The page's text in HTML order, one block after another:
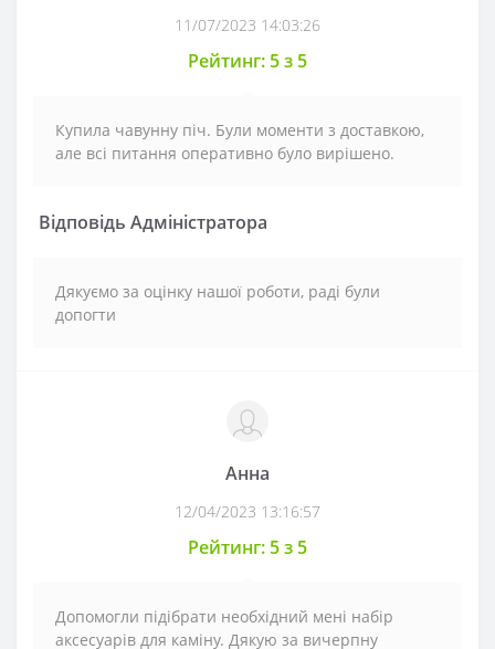
11/07/2023 14:03:26
Рейтинг: 5 з 5
Купила чавунну піч. Були моменти з доставкою,
але всі питання оперативно було вирішено.
Відповідь Адміністратора
Дякуємо за оцінку нашої роботи, раді були
допогти
Анна
12/04/2023 13:16:57
Рейтинг: 5 з 5
Допомогли підібрати необхідний мені набір
аксесуарів для каміну. Дякую за вичерпну